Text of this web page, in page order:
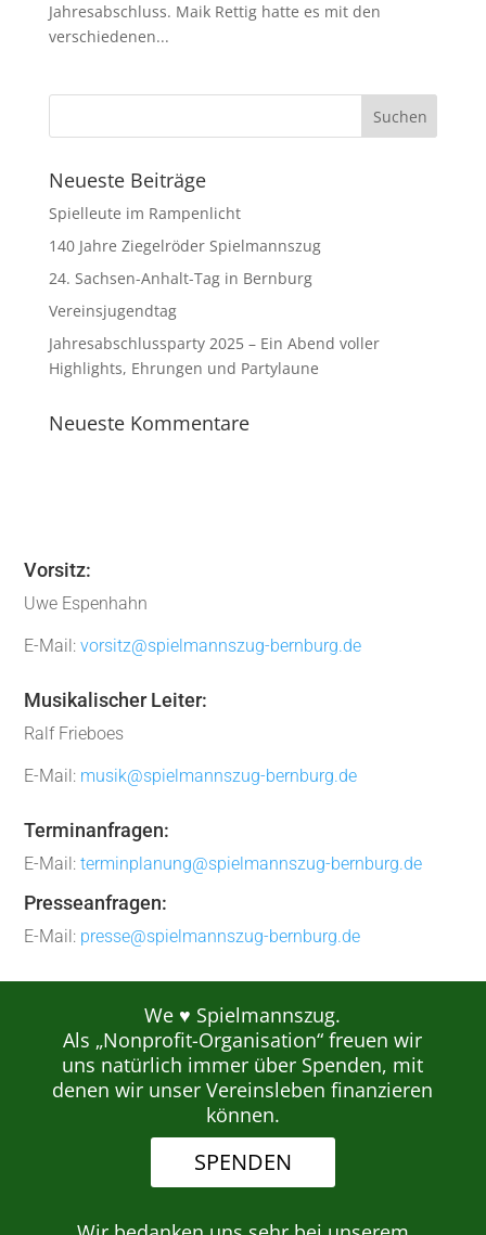
Jahresabschluss. Maik Rettig hatte es mit den
verschiedenen...
Neueste Beiträge
Spielleute im Rampenlicht
140 Jahre Ziegelröder Spielmannszug
24. Sachsen-Anhalt-Tag in Bernburg
Vereinsjugendtag
Jahresabschlussparty 2025 – Ein Abend voller
Highlights, Ehrungen und Partylaune
Neueste Kommentare
Vorsitz:
Uwe Espenhahn
E-Mail:vorsitz@spielmannszug-bernburg.de
Musikalischer Leiter:
Ralf Frieboes
E-Mail: musik@spielmannszug-bernburg.de
Terminanfragen:
E-Mail:terminplanung@spielmannszug-bernburg.de
Presseanfragen:
E-Mail: presse@spielmannszug-bernburg.de
We ♥ Spielmannszug.
Als „Nonprofit-Organisation“ freuen wir
uns natürlich immer über Spenden, mit
denen wir unser Vereinsleben finanzieren
können.
SPENDEN